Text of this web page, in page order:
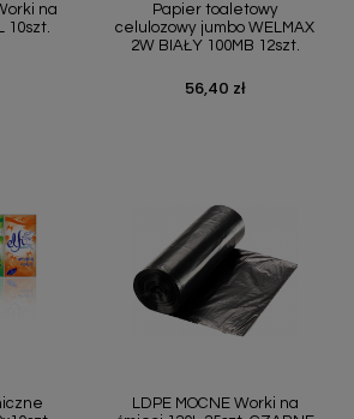
na
10szt.
Papier toaletowy
celulozowy jumbo WELMAX
2W BIAŁY 100MB 12szt.
Cena
56,40 zł
LDPE MOCNE Worki na